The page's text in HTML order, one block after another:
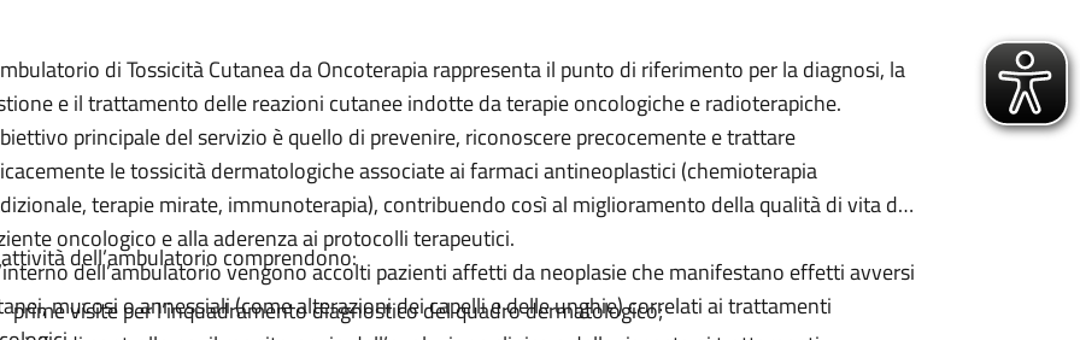
da Oncoterapia
da Oncoterapia
da Oncoterapia
Cutanea da Oncoterapia
da Oncoterapia
da Oncoterapia
di Tossicità Cutanea da Oncoterapia rappresenta il punto di riferimento per la diagnosi, la
e il trattamento delle reazioni cutanee indotte da terapie oncologiche e radioterapiche.
principale del servizio è quello di prevenire, riconoscere precocemente e trattare
le tossicità dermatologiche associate ai farmaci antineoplastici (chemioterapia
terapie mirate, immunoterapia), contribuendo così al miglioramento della qualità di vita del
oncologico e alla aderenza ai protocolli terapeutici.
dell’ambulatorio vengono accolti pazienti affetti da neoplasie che manifestano effetti avversi
mucosi o annessiali (come alterazioni dei capelli e delle unghie) correlati ai trattamenti
dell’ambulatorio comprendono:
prime visite per l’inquadramento diagnostico del quadro dermatologico;